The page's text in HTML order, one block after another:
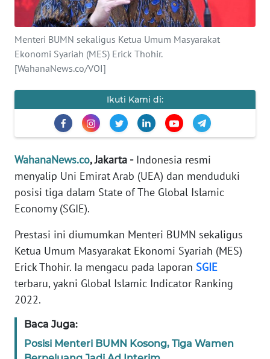
Menteri BUMN sekaligus Ketua Umum Masyarakat
Ekonomi Syariah (MES) Erick Thohir.
[WahanaNews.co/VOI]
Ikuti Kami di:
WahanaNews.co, Jakarta -Indonesia resmi
menyalip Uni Emirat Arab (UEA) dan menduduki
posisi tiga dalam State of The Global Islamic
Economy (SGIE).
Prestasi ini diumumkan Menteri BUMN sekaligus
Ketua Umum Masyarakat Ekonomi Syariah (MES)
Erick Thohir. Ia mengacu pada laporan SGIE
terbaru, yakni Global Islamic Indicator Ranking
2022.
Baca Juga:
Posisi Menteri BUMN Kosong, Tiga Wamen
SERBA-SERBI
PENDIDIKAN
EDITORIAL
Informasi
BERITA
KONTAK
KAMI
IKLAN
TENTANG